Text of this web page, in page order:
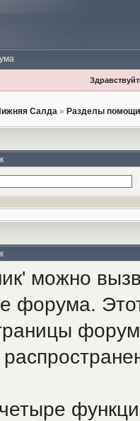
Салда» Разделы
можно
форума.